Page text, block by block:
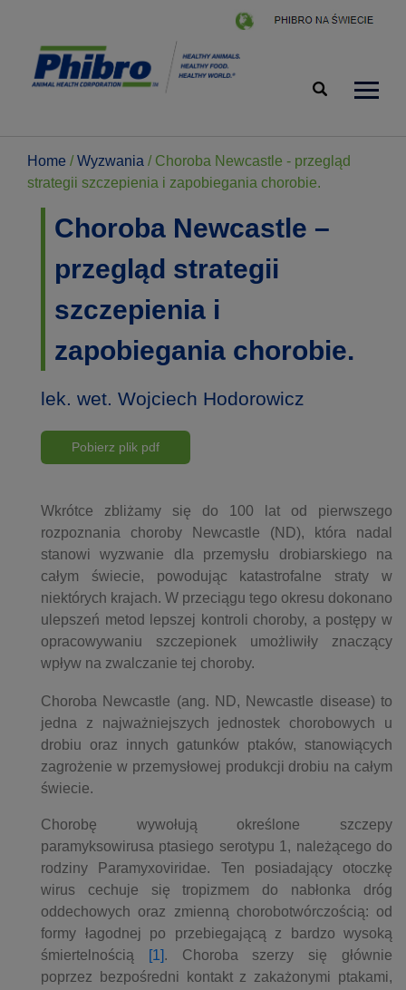
Home /Wyzwania / Choroba Newcastle - przegląd
strategii szczepienia i zapobiegania chorobie.
Choroba Newcastle –
przegląd strategii
szczepienia i
zapobiegania chorobie.
lek. wet. Wojciech Hodorowicz
Pobierz plik pdf
Wkrótce zbliżamy się do 100 lat od pierwszego
rozpoznania choroby Newcastle (ND), która nadal
stanowi wyzwanie dla przemysłu drobiarskiego na
całym świecie, powodując katastrofalne straty w
niektórych krajach. W przeciągu tego okresu dokonano
ulepszeń metod lepszej kontroli choroby, a postępy w
opracowywaniu szczepionek umożliwiły znaczący
wpływ na zwalczanie tej choroby.
Choroba Newcastle (ang. ND, Newcastle disease) to
jedna z najważniejszych jednostek chorobowych u
drobiu oraz innych gatunków ptaków, stanowiących
zagrożenie w przemysłowej produkcji drobiu na całym
świecie.
Chorobę wywołują określone szczepy
paramyksowirusa ptasiego serotypu 1, należącego do
rodziny Paramyxoviridae. Ten posiadający otoczkę
wirus cechuje się tropizmem do nabłonka dróg
oddechowych oraz zmienną chorobotwórczością: od
formy łagodnej po przebiegającą z bardzo wysoką
śmiertelnością
[1]. Choroba szerzy się głównie
poprzez bezpośredni kontakt z zakażonymi ptakami,